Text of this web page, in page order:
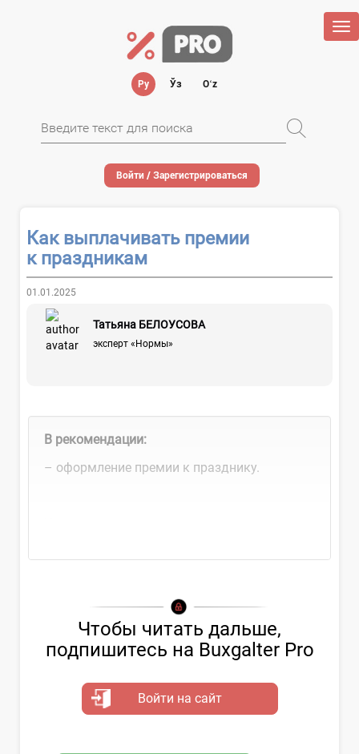
Ру Ўз Oʻz
Войти / Зарегистрироваться
Как выплачивать премии
к праздникам
01.01.2025
Татьяна БЕЛОУСОВА
эксперт «Нормы»
В рекомендации:
– оформление премии к празднику.
Чтобы читать дальше,
подпишитесь на Buxgalter Pro
Войти на сайт